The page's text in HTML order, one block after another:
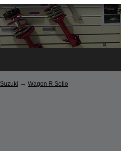
Suzuki → Wagon R Solio